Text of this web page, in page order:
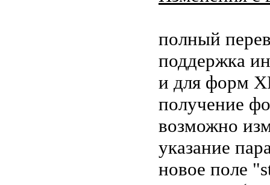
полный
поддержка
и для форм
получение
возможно
указание
новое поле